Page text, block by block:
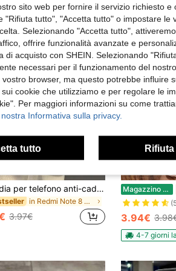
Custodia per telefono anti-caduta di alta qualità, compatibile con iPhone 14, 14 Pro, 14 Pro Max, 13, 13 Pro, 13 Pro Max, 11, 11 Pro Max, 12, 12 Pro, 12 Pro Max, XR, XS, 15, 15 Pro, 15 Pro Max, 16, 16 Pro, 16 Pro Max, 17, 17 Pro, 17 Air, 17 Pro Max, S23, S24, A04, A05, A14, A12, A15, A33, A53, A32, A35, A34, 13, 13 Pro, 14, 14 Pro, 15, 15 Pro, con decorazione di fiori e piume in chiffon, stile vetrata dipinta a mano con girasole
in Redmi Note 8 Pro Custodie per telefoni
3.97€
Magazzino EU
3.94€
4-7 giorni
sito web per fornire il servizio richiesto e
"Rifiuta tutto", "Accetta tutto" o impostare le
Selezionando "Accetta tutto",
offrire funzionalità avanzate e
acquisto con SHEIN. Selezionando
necessari per il funzionamento del
browser, ma questo potrebbe influire
cookie che utilizziamo e per regolare le
Per maggiori informazioni su come
Informativa sulla privacy.
tutto